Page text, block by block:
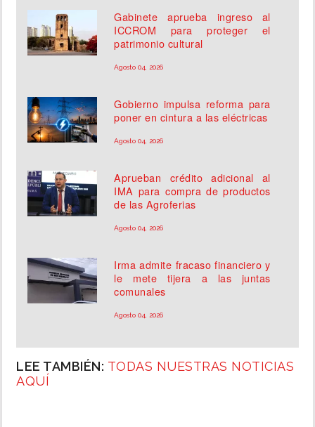
Gabinete aprueba ingreso al
ICCROM para proteger el
patrimonio cultural
Agosto 04, 2026
Gobierno impulsa reforma para
poner en cintura a las eléctricas
Agosto 04, 2026
Aprueban crédito adicional al
IMA para compra de productos
de las Agroferias
Agosto 04, 2026
Irma admite fracaso financiero y
le mete tijera a las juntas
comunales
Agosto 04, 2026
LEE TAMBIÉN: TODAS NUESTRAS NOTICIAS
AQUÍ